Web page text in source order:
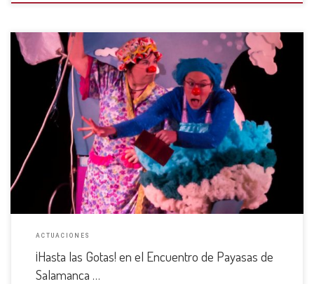
Nuestro espectáculo, en la programación del encuentro ¡Nos encantó
vernos en la programación del 2º Encuentro de Payasas de Salamanca «A
una nariz pegadas»! En nuestro espectáculo «¡Hasta las Gotas!» dos
payasas toman parte: Raquel Urquía, autora, directora y payasa […]
ACTUACIONES
¡Hasta las Gotas! en el Encuentro de Payasas de
Salamanca …